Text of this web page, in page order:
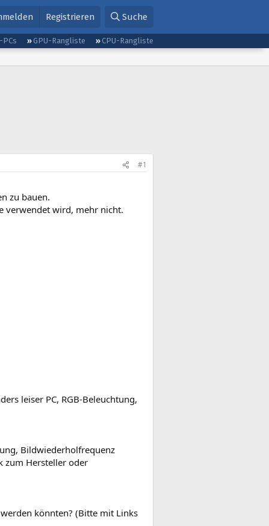
Registrieren Suche
PCs GPU-Rangliste
CPU-Rangliste
#1
zu bauen.
verwendet wird, mehr nicht.
leiser PC, RGB-Beleuchtung,
Bildwiederholfrequenz
zum Hersteller oder
könnten? (Bitte mit Links